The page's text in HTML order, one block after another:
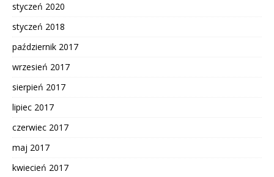
styczeń 2020
styczeń 2018
październik 2017
wrzesień 2017
sierpień 2017
lipiec 2017
czerwiec 2017
maj 2017
kwiecień 2017